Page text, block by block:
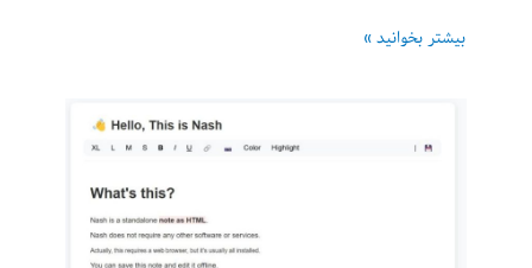
نقشه
بیشتر بخوانید »